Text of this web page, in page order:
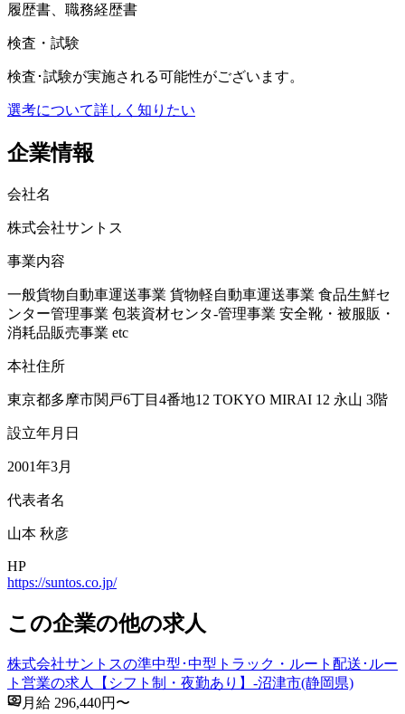
履歴書、職務経歴書
検査・試験
検査･試験が実施される可能性がございます。
選考について詳しく知りたい
企業情報
会社名
株式会社サントス
事業内容
一般貨物自動車運送事業 貨物軽自動車運送事業 食品生鮮セ
ンター管理事業 包装資材センタ-管理事業 安全靴・被服販・
消耗品販売事業 etc
本社住所
東京都多摩市関戸6丁目4番地12 TOKYO MIRAI 12 永山 3階
設立年月日
2001年3月
代表者名
山本 秋彦
HP
https://suntos.co.jp/
この企業の他の求人
株式会社サントスの準中型･中型トラック・ルート配送･ルー
ト営業の求人【シフト制・夜勤あり】-沼津市(静岡県)
月給 296,440円〜